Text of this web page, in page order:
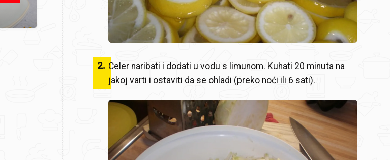
2. Celer naribati i dodati u vodu s limunom. Kuhati 20 minuta na
jakoj varti i ostaviti da se ohladi (preko noći ili 6 sati).